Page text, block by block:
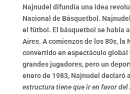
Najnudel difundía una idea
Nacional de Básquetbol.
el fútbol . El básquetbol se había
Aires. A comienzos de los 80s, la
convertido en espectáculo global
grandes jugadores, pero un
enero de 1983, Najnudel declaró
estructura tiene que ir en favor